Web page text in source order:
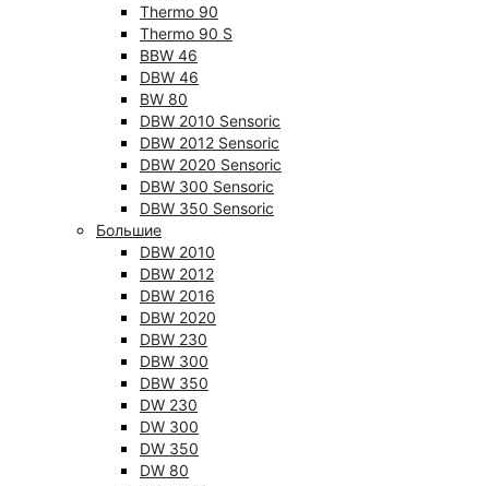
Thermo 90
Thermo 90 S
BBW 46
DBW 46
BW 80
DBW 2010 Sensoric
DBW 2012 Sensoric
DBW 2020 Sensoric
DBW 300 Sensoric
DBW 350 Sensoric
Большие
DBW 2010
DBW 2012
DBW 2016
DBW 2020
DBW 230
DBW 300
DBW 350
DW 230
DW 300
DW 350
DW 80